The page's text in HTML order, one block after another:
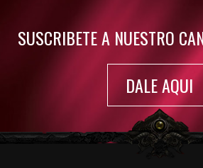
SUSCRIBETE A NUESTRO
DALE AQUI